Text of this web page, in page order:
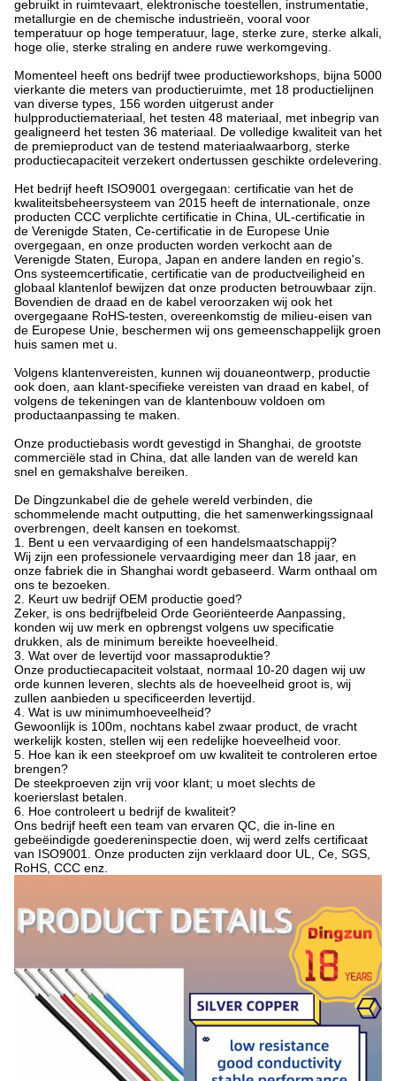
gebruikt in ruimtevaart, elektronische toestellen, instrumentatie,
metallurgie en de chemische industrieën, vooral voor
temperatuur op hoge temperatuur, lage, sterke zure, sterke alkali,
hoge olie, sterke straling en andere ruwe werkomgeving.
Momenteel heeft ons bedrijf twee productieworkshops, bijna 5000
vierkante die meters van productieruimte, met 18 productielijnen
van diverse types, 156 worden uitgerust ander
hulpproductiemateriaal, het testen 48 materiaal, met inbegrip van
gealigneerd het testen 36 materiaal. De volledige kwaliteit van het
de premieproduct van de testend materiaalwaarborg, sterke
productiecapaciteit verzekert ondertussen geschikte ordelevering.
Het bedrijf heeft ISO9001 overgegaan: certificatie van het de
kwaliteitsbeheersysteem van 2015 heeft de internationale, onze
producten CCC verplichte certificatie in China, UL-certificatie in
de Verenigde Staten, Ce-certificatie in de Europese Unie
overgegaan, en onze producten worden verkocht aan de
Verenigde Staten, Europa, Japan en andere landen en regio's.
Ons systeemcertificatie, certificatie van de productveiligheid en
globaal klantenlof bewijzen dat onze producten betrouwbaar zijn.
Bovendien de draad en de kabel veroorzaken wij ook het
overgegaane RoHS-testen, overeenkomstig de milieu-eisen van
de Europese Unie, beschermen wij ons gemeenschappelijk groen
huis samen met u.
Volgens klantenvereisten, kunnen wij douaneontwerp, productie
ook doen, aan klant-specifieke vereisten van draad en kabel, of
volgens de tekeningen van de klantenbouw voldoen om
productaanpassing te maken.
Onze productiebasis wordt gevestigd in Shanghai, de grootste
commerciële stad in China, dat alle landen van de wereld kan
snel en gemakshalve bereiken.
De Dingzunkabel die de gehele wereld verbinden, die
schommelende macht outputting, die het samenwerkingssignaal
overbrengen, deelt kansen en toekomst.
1. Bent u een vervaardiging of een handelsmaatschappij?
Wij zijn een professionele vervaardiging meer dan 18 jaar, en
onze fabriek die in Shanghai wordt gebaseerd. Warm onthaal om
ons te bezoeken.
2. Keurt uw bedrijf OEM productie goed?
Zeker, is ons bedrijfbeleid Orde Georiënteerde Aanpassing,
konden wij uw merk en opbrengst volgens uw specificatie
drukken, als de minimum bereikte hoeveelheid.
3. Wat over de levertijd voor massaproduktie?
Onze productiecapaciteit volstaat, normaal 10-20 dagen wij uw
orde kunnen leveren, slechts als de hoeveelheid groot is, wij
zullen aanbieden u specificeerden levertijd.
4. Wat is uw minimumhoeveelheid?
Gewoonlijk is 100m, nochtans kabel zwaar product, de vracht
werkelijk kosten, stellen wij een redelijke hoeveelheid voor.
5. Hoe kan ik een steekproef om uw kwaliteit te controleren ertoe
brengen?
De steekproeven zijn vrij voor klant; u moet slechts de
koerierslast betalen.
6. Hoe controleert u bedrijf de kwaliteit?
Ons bedrijf heeft een team van ervaren QC, die in-line en
gebeëindigde goedereninspectie doen, wij werd zelfs certificaat
van ISO9001. Onze producten zijn verklaard door UL, Ce, SGS,
RoHS, CCC enz.